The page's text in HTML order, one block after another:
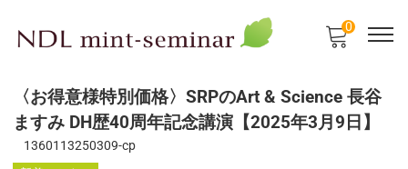
0
〈お得意様特別価格〉SRPのArt & Science 長谷
ますみ DH歴40周年記念講演【2025年3月9日】
1360113250309-cp